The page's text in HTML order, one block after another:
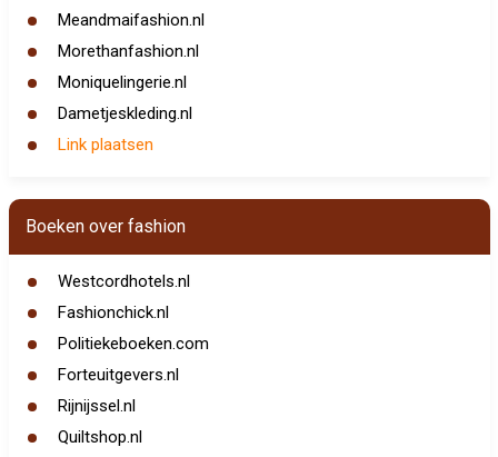
Meandmaifashion.nl
Morethanfashion.nl
Moniquelingerie.nl
Dametjeskleding.nl
Link plaatsen
Boeken over fashion
Westcordhotels.nl
Fashionchick.nl
Politiekeboeken.com
Forteuitgevers.nl
Rijnijssel.nl
Quiltshop.nl